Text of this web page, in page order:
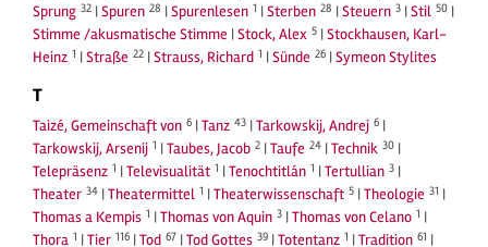
Sprung 32 |Spuren 28 |Spurenlesen 1 |Sterben 28 |Steuern 3 |Stil 50 |
Stimme /akusmatische Stimme |Stock, Alex 5 |Stockhausen, Karl-
Heinz 1 |Straße 22 |Strauss, Richard 1 |Sünde 26 |Symeon Stylites
T
Taizé, Gemeinschaft von 6 |Tanz 43 |Tarkowskij, Andrej 6 |
Tarkowskij, Arsenij 1 |Taubes, Jacob 2 |Taufe 24 |Technik 30 |
Telepräsenz 1 |Televisualität 1 |Tenochtitlán 1 |Tertullian 3 |
Theater 34 |Theatermittel 1 |Theaterwissenschaft 5 |Theologie 31 |
Thomas a Kempis 1 |Thomas von Aquin 3 |Thomas von Celano 1 |
Thora 1 |Tier 116 |Tod 67 |Tod Gottes 39 |Totentanz 1 |Tradition 61 |